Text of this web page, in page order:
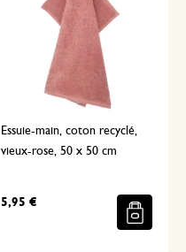
Essuie-main, coton recyclé,
vieux-rose, 50 x 50 cm
5,95 €